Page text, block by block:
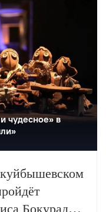
чудесное» в
Бокурадзе